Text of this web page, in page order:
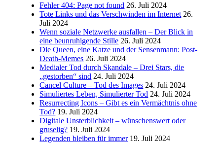
Fehler 404: Page not found 26. Juli 2024
Tote Links und das Verschwinden im Internet 26.
Juli 2024
Wenn soziale Netzwerke ausfallen – Der Blick in
eine beunruhigende Stille 26. Juli 2024
Die Queen, eine Katze und der Sensenmann: Post-
Death-Memes 26. Juli 2024
Medialer Tod durch Skandale – Drei Stars, die
„gestorben“ sind 24. Juli 2024
Cancel Culture – Tod des Images 24. Juli 2024
Simuliertes Leben, Simulierter Tod 24. Juli 2024
Resurrecting Icons – Gibt es ein Vermächtnis ohne
Tod? 19. Juli 2024
Digitale Unsterblichkeit – wünschenswert oder
gruselig? 19. Juli 2024
Legenden bleiben für immer 19. Juli 2024